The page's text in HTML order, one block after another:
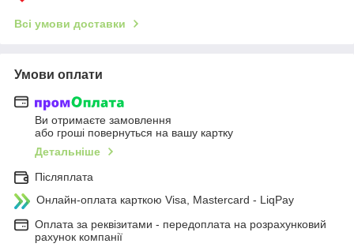
Всі умови доставки
Умови оплати
Ви отримаєте замовлення
або гроші повернуться на вашу картку
Детальніше
Післяплата
Онлайн-оплата карткою Visa, Mastercard - LiqPay
Оплата за реквізитами - передоплата на розрахунковий
рахунок компанії